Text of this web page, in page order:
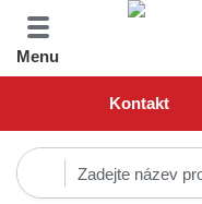
Menu
Kontakt